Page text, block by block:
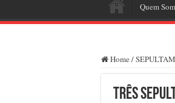
Quem
Home /
Três